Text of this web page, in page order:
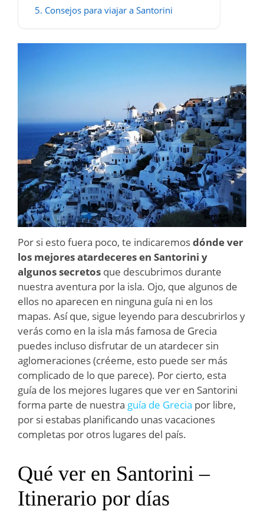
5. Consejos para viajar a Santorini
Por si esto fuera poco, te indicaremosdónde ver
los mejores atardeceres en Santorini y
algunos secretos que descubrimos durante
nuestra aventura por la isla. Ojo, que algunos de
ellos no aparecen en ninguna guía ni en los
mapas. Así que, sigue leyendo para descubrirlos y
verás como en la isla más famosa de Grecia
puedes incluso disfrutar de un atardecer sin
aglomeraciones (créeme, esto puede ser más
complicado de lo que parece). Por cierto, esta
guía de los mejores lugares que ver en Santorini
forma parte de nuestra guía de Grecia por libre,
por si estabas planificando unas vacaciones
completas por otros lugares del país.
Qué ver en Santorini –
Itinerario por días